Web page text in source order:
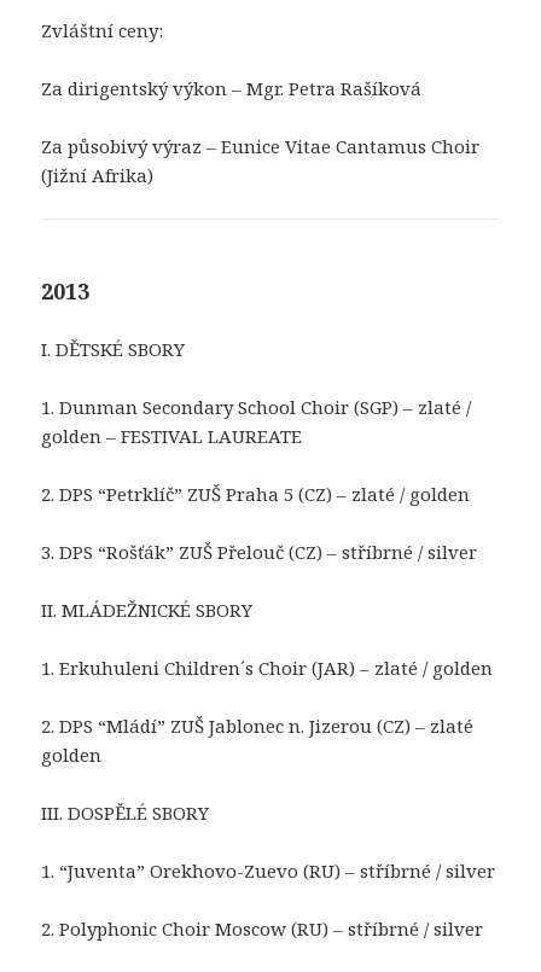
Zvláštní ceny:
Za dirigentský výkon – Mgr. Petra Rašíková
Za působivý výraz – Eunice Vitae Cantamus Choir
(Jižní Afrika)
2013
I. DĚTSKÉ SBORY
1. Dunman Secondary School Choir (SGP) – zlaté /
golden – FESTIVAL LAUREATE
2. DPS “Petrklíč” ZUŠ Praha 5 (CZ) – zlaté / golden
3. DPS “Rošťák” ZUŠ Přelouč (CZ) – stříbrné / silver
II. MLÁDEŽNICKÉ SBORY
1. Erkuhuleni Children´s Choir (JAR) – zlaté / golden
2. DPS “Mládí” ZUŠ Jablonec n. Jizerou (CZ) – zlaté
golden
III. DOSPĚLÉ SBORY
1. “Juventa” Orekhovo-Zuevo (RU) – stříbrné / silver
2. Polyphonic Choir Moscow (RU) – stříbrné / silver